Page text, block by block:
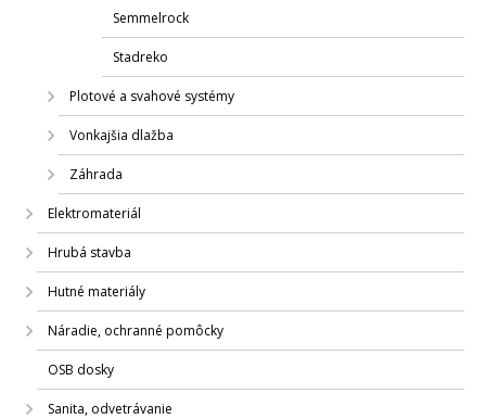
Semmelrock
Stadreko
Plotové a svahové systémy
Vonkajšia dlažba
Záhrada
Elektromateriál
Hrubá stavba
Hutné materiály
Náradie, ochranné pomôcky
OSB dosky
Sanita, odvetrávanie